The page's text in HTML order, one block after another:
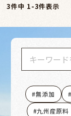
3件中 1-3件表示
無添加
九州産原料